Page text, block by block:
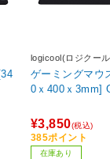
logicool(ロジクー
ゲーミングマウ
0
¥3,850(税込)
385ポイント
在庫あり